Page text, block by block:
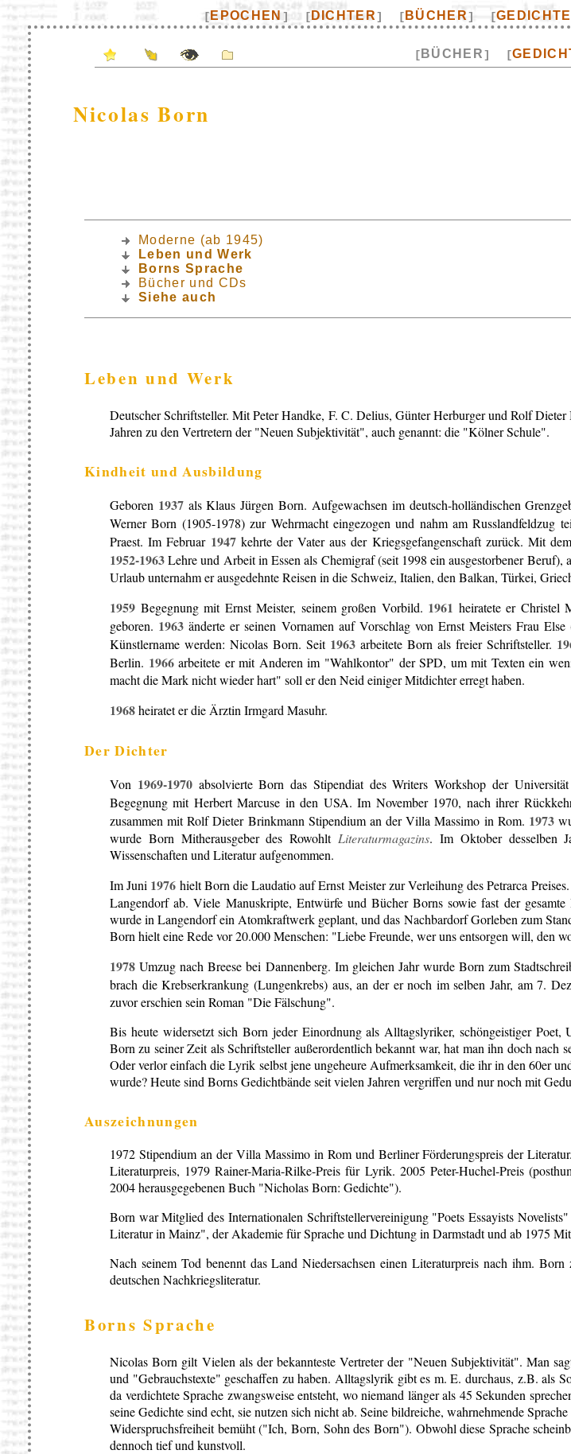
[ EPOCHEN ] [ DICHTER] [ BÜCHER] [GEDICHTE
[ BÜCHER] [
Nicolas Born
Moderne (ab 1945)
Leben und Werk
Borns Sprache
Bücher und CDs
Siehe auch
Leben und Werk
Deutscher Schriftsteller. Mit Peter Handke, F. C. Delius, Günter Herburger und Rolf
Jahren zu den Vertretern der "Neuen Subjektivität", auch genannt: die "Kölner Schule".
Kindheit und Ausbildung
Geboren 1937als Klaus Jürgen Born. Aufgewachsen im deutsch-holländischen
Werner Born (1905-1978) zur Wehrmacht eingezogen und nahm am Russlandfeldzug
Praest. Im Februar 1947kehrte der Vater aus der Kriegsgefangenschaft zurück. Mit
1952-1963Lehre und Arbeit in Essen als Chemigraf (seit 1998 ein ausgestorbener Beruf),
Urlaub unternahm er ausgedehnte Reisen in die Schweiz, Italien, den Balkan, Türkei,
1959 Begegnung mit Ernst Meister, seinem großen Vorbild. 1961 heiratete er Christel
geboren. 1963 änderte er seinen Vornamen auf Vorschlag von Ernst Meisters Frau
Künstlername werden: Nicolas Born. Seit 1963 arbeitete Born als freier Schriftsteller.
Berlin. 1966arbeitete er mit Anderen im "Wahlkontor" der SPD, um mit Texten ein
macht die Mark nicht wieder hart" soll er den Neid einiger Mitdichter erregt haben.
1968heiratet er die Ärztin Irmgard Masuhr.
Der Dichter
Von 1969-1970absolvierte Born das Stipendiat des Writers Workshop der
Begegnung mit Herbert Marcuse in den USA. Im November 1970, nach ihrer
zusammen mit Rolf Dieter Brinkmann Stipendium an der Villa Massimo in Rom. 1973
wurde Born Mitherausgeber des Rowohlt Literaturmagazins. Im Oktober desselben
Wissenschaften und Literatur aufgenommen.
Im Juni 1976 hielt Born die Laudatio auf Ernst Meister zur Verleihung des Petrarca
Langendorf ab. Viele Manuskripte, Entwürfe und Bücher Borns sowie fast der
wurde in Langendorf ein Atomkraftwerk geplant, und das Nachbardorf Gorleben zum
Born hielt eine Rede vor 20.000 Menschen: "Liebe Freunde, wer uns entsorgen will, den
1978 Umzug nach Breese bei Dannenberg. Im gleichen Jahr wurde Born zum
brach die Krebserkrankung (Lungenkrebs) aus, an der er noch im selben Jahr, am 7.
zuvor erschien sein Roman "Die Fälschung".
Bis heute widersetzt sich Born jeder Einordnung als Alltagslyriker, schöngeistiger
Born zu seiner Zeit als Schriftsteller außerordentlich bekannt war, hat man ihn doch nach
Oder verlor einfach die Lyrik selbst jene ungeheure Aufmerksamkeit, die ihr in den 60er
wurde? Heute sind Borns Gedichtbände seit vielen Jahren vergriffen und nur noch mit
Auszeichnungen
1972 Stipendium an der Villa Massimo in Rom und Berliner Förderungspreis der
Literaturpreis, 1979 Rainer-Maria-Rilke-Preis für Lyrik. 2005 Peter-Huchel-Preis
2004 herausgegebenen Buch "Nicholas Born: Gedichte").
Born war Mitglied des Internationalen Schriftstellervereinigung "Poets Essayists
Literatur in Mainz", der Akademie für Sprache und Dichtung in Darmstadt und ab 1975
Nach seinem Tod benennt das Land Niedersachsen einen Literaturpreis nach ihm.
deutschen Nachkriegsliteratur.
Borns Sprache
Nicolas Born gilt Vielen als der bekannteste Vertreter der "Neuen Subjektivität". Man
und "Gebrauchstexte" geschaffen zu haben. Alltagslyrik gibt es m. E. durchaus, z.B. als
da verdichtete Sprache zwangsweise entsteht, wo niemand länger als 45 Sekunden
seine Gedichte sind echt, sie nutzen sich nicht ab. Seine bildreiche, wahrnehmende
Widerspruchsfreiheit bemüht ("Ich, Born, Sohn des Born"). Obwohl diese Sprache
dennoch tief und kunstvoll.